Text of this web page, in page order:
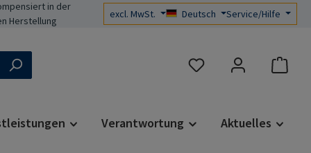
in der
Herstellung
excl. MwSt. Deutsch Service/Hilfe
Du hast 0 Produkte auf
Verantwortung Aktuelles